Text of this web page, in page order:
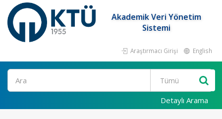
Akademik Veri Yönetim
Sistemi
Araştırmacı Girişi English
Ara
Detaylı Arama